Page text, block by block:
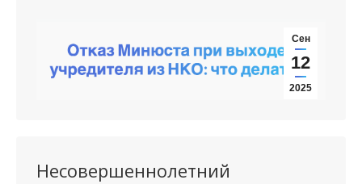
Сен
12
2025
Несовершеннолетний